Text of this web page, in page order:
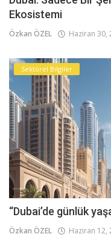
Ekosistemi
Özkan ÖZEL Haziran 30,
Sektörel Bilgiler
“Dubai’de günlük
Özkan ÖZEL Haziran 12,